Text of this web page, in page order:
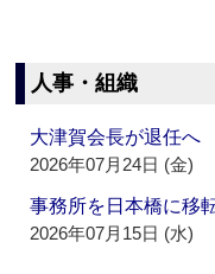
人事・組織
大津賀会長が退任へ
2026年07月24日 (金)
事務所を日本橋に移
2026年07月15日 (水)